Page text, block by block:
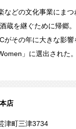
などの文化事業にま
蔵を継ぐために帰郷
がその年に大きな影
」に選出された。
店
津町三津3734